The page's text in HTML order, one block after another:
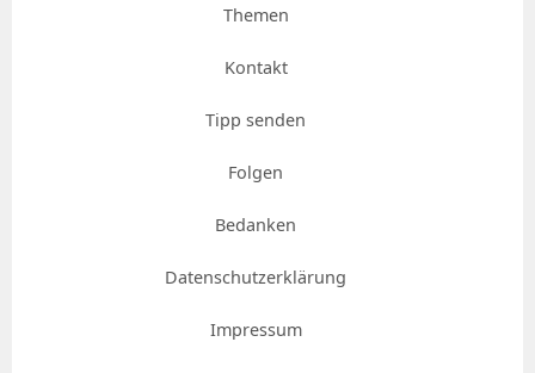
Themen
Kontakt
Tipp senden
Folgen
Bedanken
Datenschutzerklärung
Impressum